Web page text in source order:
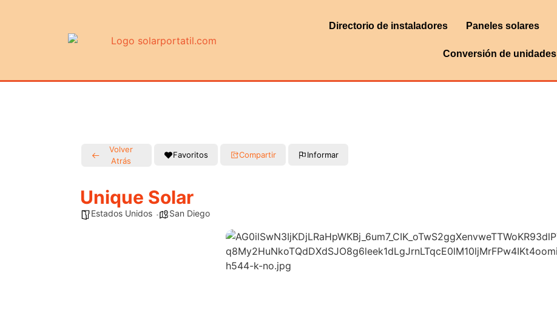
Directorio de instaladores Paneles solares
Conversión de unidades
Volver
Atrás
Favoritos Compartir Informar
Unique Solar
Estados Unidos San Diego